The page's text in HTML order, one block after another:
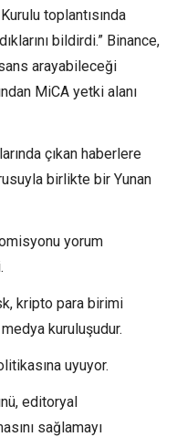
toplantısında
bildirdi.” Binance,
arayabileceği
MiCA yetki alanı
çıkan haberlere
birlikte bir Yunan
yorum
kripto para birimi
kuruluşudur.
uyuyor.
editoryal
sağlamayı